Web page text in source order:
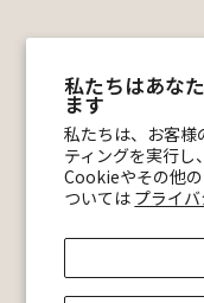
私たちはあな
ます
私たちは、お客様
ティングを実行し
Cookieやその他
ついては プライ
プライバシーポリシー
利用規約
特定商取引法に基づく表
ショッピングガイド
ZENAIM 公式Discord